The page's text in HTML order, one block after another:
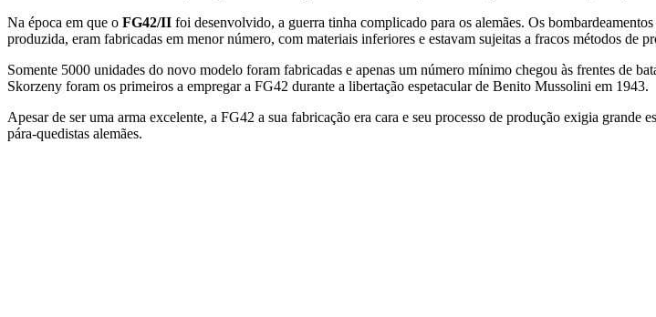
Na época em que o FG42/II foi desenvolvido, a guerra tinha complicado para os alemães. Os
produzida, eram fabricadas em menor número, com materiais inferiores e estavam sujeitas a fracos métodos de
Somente 5000 unidades do novo modelo foram fabricadas e apenas um número mínimo chegou às frentes de
Skorzeny foram os primeiros a empregar a FG42 durante a libertação espetacular de Benito Mussolini em 1943.
Apesar de ser uma arma excelente, a FG42 a sua fabricação era cara e seu processo de produção exigia
pára-quedistas alemães.